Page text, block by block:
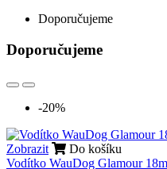
Doporučujeme
Doporučujeme
-20%
Zobrazit
Do košíku
Vodítko WauDog Glamour